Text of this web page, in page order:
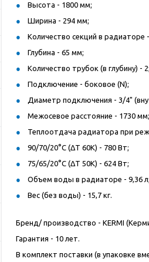
Высота - 1800 мм;
Ширина - 294 мм;
Количество секций в радиаторе
Глубина - 65 мм;
Количество трубок (в глубину) - 2;
Подключение - боковое (N);
Диаметр подключения - 3/4"
Межосевое расстояние - 1730 мм;
Теплоотдача радиатора при
90/70/20°C (ΔT 60K) - 780 Вт;
75/65/20°C (ΔT 50K) - 624 Вт;
Объем воды в радиаторе - 9,36 л;
Вес (без воды) - 15,7 кг.
Бренд/ производство - KERMI
Гарантия - 10 лет.
В комплект поставки (в упаковке